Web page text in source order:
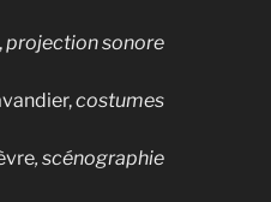
projection sonore
costumes
, scénographie